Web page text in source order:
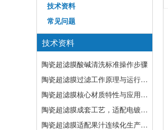
技术资料
常见问题
技术资料
陶瓷超滤膜酸碱清洗标准操作步骤
陶瓷超滤膜过滤工作原理与运行逻辑详解
陶瓷超滤膜核心材质特性与应用优势
陶瓷超滤膜成套工艺，适配电镀涂装复杂废水工况
陶瓷超滤膜适配果汁连续化生产工况